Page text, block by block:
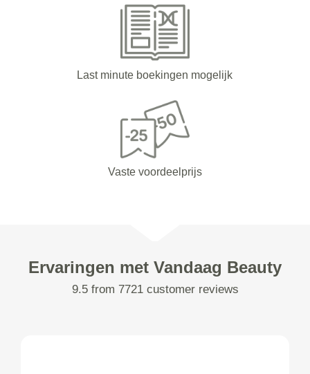
Last minute boekingen mogelijk
Vaste voordeelprijs
Ervaringen met Vandaag Beauty
9.5 from 7721 customer reviews